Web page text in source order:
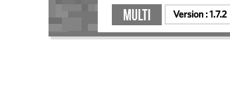
Multi Version :1.7.2